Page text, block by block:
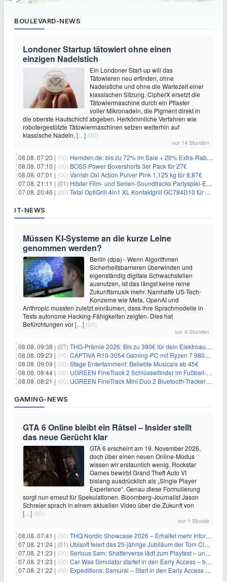
BOULEVARD-NEWS
Londoner Startup tätowiert ohne einen
einzigen Nadelstich
Ein Londoner Start-up will das
Tätowieren neu erfinden, ohne
Nadelstiche und ohne die Wartezeit einer
klassischen Sitzung. CipherX ersetzt die
Tätowiermaschine durch ein Pflaster
voller Mikronadeln, die Pigment direkt in
die oberste Hautschicht abgeben. Herkömmliche Verfahren wie
robotergestützte Tätowiermaschinen setzen weiterhin auf
klassische Nadeln, […] (00)
vor 14 Stunden
08.08. 07:20 | (00) Hemden.de: bis zu 72% im Sale + 20% Extra-Rabatt dank Gutschein
08.08. 07:10 | (00) BOSS Power Boxershorts 3er Pack für 27€
08.08. 07:01 | (00) Vanish Oxi Action Pulver Pink 1,125 kg für 8,87€
07.08. 21:11 | (01) Hitster Film- und Serien-Soundtracks Partyspiel-Erweiterung für 6,99€
07.08. 20:46 | (00) Tefal OptiGrill 4in1 XL Kontaktgrill GC784D10 für 239,99€
IT-NEWS
Müssen KI-Systeme an die kurze Leine
genommen werden?
Berlin (dpa) - Wenn Algorithmen
Sicherheitsbarrieren überwinden und
eigenständig digitale Schwachstellen
ausnutzen, ist das längst keine reine
Zukunftsmusik mehr. Namhafte US-Tech-
Konzerne wie Meta, OpenAI und
Anthropic mussten zuletzt einräumen, dass ihre Sprachmodelle in
Tests autonome Hacking-Fähigkeiten zeigten. Dies hat
Befürchtungen vor[…] (00)
vor 4 Stunden
08.08. 09:38 | (07) THG-Prämie 2026: Bis zu 390€ für dein Elektroauto mit geld-fuer-eAuto.de
08.08. 09:23 | (00) CAPTIVA R10-3054 Gaming-PC mit Ryzen 7 9800X3D und RTX 5080 für 2.599€
08.08. 09:09 | (00) Stage Entertainment: Beliebte Musicals ab 45€
08.08. 08:44 | (00) UGREEN FineTrack 2 Schlüsselfinder im Fußball-Design für 10,98€
08.08. 08:21 | (00) UGREEN FineTrack Mini Duo 2 Bluetooth-Tracker 4er-Pack für 28,99€
GAMING-NEWS
GTA 6 Online bleibt ein Rätsel – Insider stellt
das neue Gerücht klar
GTA 6 erscheint am 19. November 2026,
doch über einen neuen Online-Modus
wissen wir erstaunlich wenig. Rockstar
Games bewirbt Grand Theft Auto VI
bislang ausdrücklich als „Single Player
Experience“. Genau diese Formulierung
sorgt nun erneut für Spekulationen. Bloomberg-Journalist Jason
Schreier sprach in einem aktuellen Video über die Zukunft von
[…] (00)
vor 1 Stunde
08.08. 07:41 | (00) THQ Nordic Showcase 2026 – Erhaltet mehr Informationen
07.08. 21:24 | (01) Ubisoft feiert das 25-jährige Jubiläum der Tom Clancy’s Ghost Recon-Reihe
07.08. 21:23 | (00) Serious Sam: Shatterverse lädt zum Playtest – und erscheint schon bald!
07.08. 21:23 | (00) Car Was Simulator startet in den Early Access – bald gehts los!
07.08. 21:22 | (00) Expeditions: Samurai – Start in den Early Access ab heute im feudalen Japan